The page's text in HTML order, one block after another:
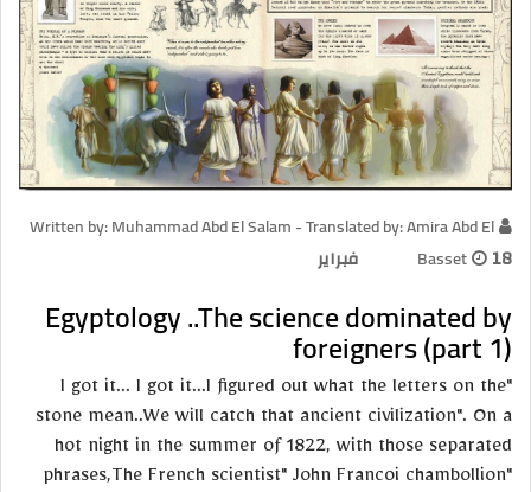
Written by: Muhammad Abd El Salam - Translated by: Amira Abd El
Basset
18 فبراير
Egyptology ..The science dominated by
foreigners (part 1)
"I got it... I got it...I figured out what the letters on the
stone mean..We will catch that ancient civilization". On a
hot night in the summer of 1822, with those separated
phrases,The French scientist" John Francoi chambollion"